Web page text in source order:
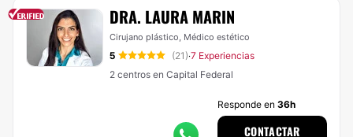
DRA. LAURA MARIN
Cirujano plástico, Médico estético
5 (21)·7 Experiencias
2 centros en Capital Federal
Responde en 36h
CONTACTAR